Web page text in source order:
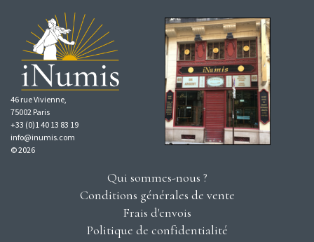
46 rue Vivienne,
75002 Paris
+33 (0)1 40 13 83 19
info@inumis.com
© 2026
Qui sommes-nous ?
Conditions générales de vente
Frais d'envois
Politique de confidentialité